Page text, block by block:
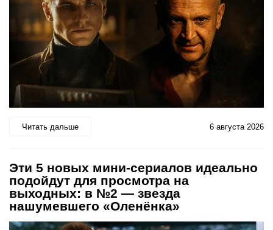
Читать дальше 6 августа 2026
Эти 5 новых мини-сериалов идеально
подойдут для просмотра на
выходных: в №2 — звезда
нашумевшего «Оленёнка»